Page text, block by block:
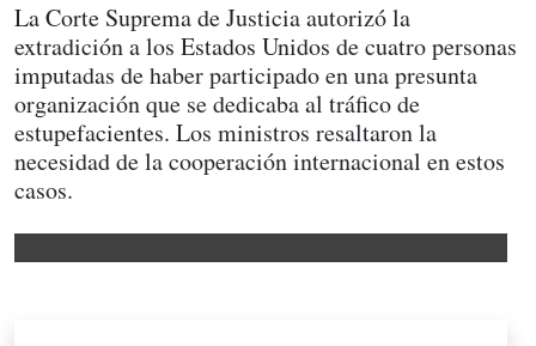
La Corte Suprema de Justicia autorizó la
extradición a los Estados Unidos de cuatro personas
imputadas de haber participado en una presunta
organización que se dedicaba al tráfico de
estupefacientes. Los ministros resaltaron la
necesidad de la cooperación internacional en estos
casos.